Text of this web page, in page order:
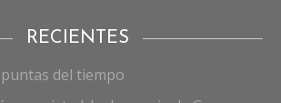
RECIENTES
del tiempo